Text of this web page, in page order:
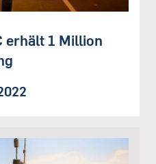
erhält 1 Million